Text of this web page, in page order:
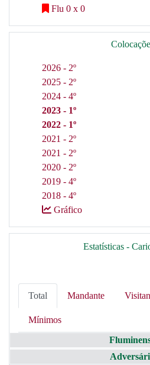
Flu 0 x 0
2026 - 2º
2025 - 2º
2024 - 4º
2023 - 1º
2022 - 1º
2021 - 2º
2021 - 2º
2020 - 2º
2019 - 4º
2018 - 4º
Gráfico
Estatísticas -
Total Mandante
Mínimos